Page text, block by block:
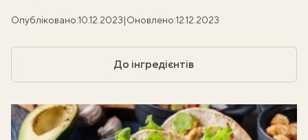
Опубліковано:10.12.2023|Оновлено:12.12.2023
До інгредієнтів